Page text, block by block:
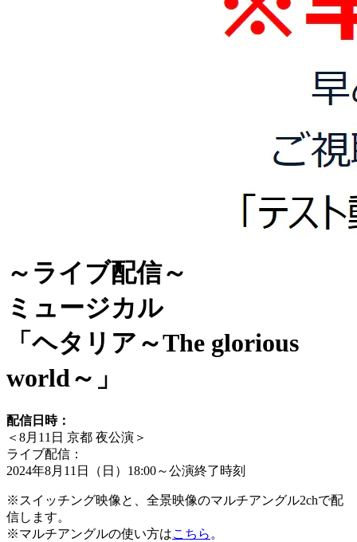
～ライブ配信～
ミュージカル
「ヘタリア～The glorious
world～」
配信日時：
＜ 8月11日 京都 夜公演 ＞
ライブ配信：
2024年8月11日（日）18:00～公演終了時刻
※スイッチング映像と、全景映像のマルチアングル2chで配
信します。
※マルチアングルの使い方はこちら 。